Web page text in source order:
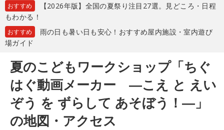
おすすめ
【2026年版】全国の夏祭り注目27選。見どころ・日程
もわかる！
おすすめ
雨の日も暑い日も安心！おすすめ屋内施設・室内遊び
場ガイド
夏のこどもワークショップ「ちぐ
はぐ動画メーカー ―こえ と えい
ぞう を ずらして あそぼう！―」
の地図・アクセス